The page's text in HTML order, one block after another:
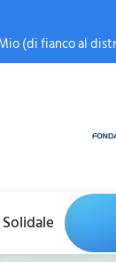
(di fianco al